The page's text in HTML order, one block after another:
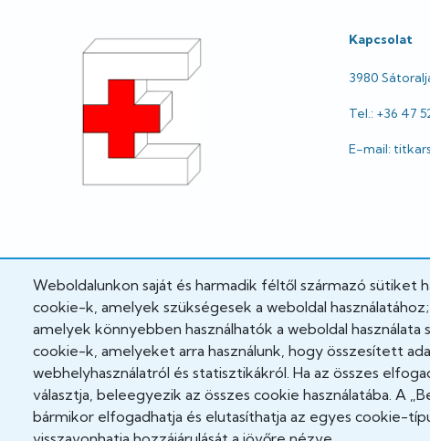
Kapcsolat
3980
Tel.: +36 47
E-mail:
A weboldal fejlesztés alatt áll!
Weboldalunkon saját és harmadik féltől származó sütiket
cookie-k, amelyek szükségesek a weboldal
amelyek könnyebben használhatók a weboldal használata
cookie-k, amelyeket arra használunk, hogy összesített
webhelyhasználatról és statisztikákról. Ha az összes
választja, beleegyezik az összes cookie használatába. A
bármikor elfogadhatja és elutasíthatja az egyes cookie-